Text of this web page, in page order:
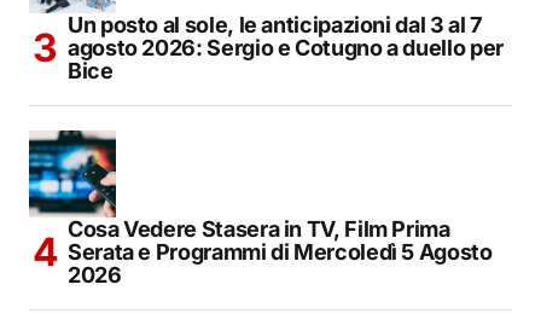
Un posto al sole, le anticipazioni dal 3 al 7
agosto 2026: Sergio e Cotugno a duello per
Bice
Cosa Vedere Stasera in TV, Film Prima
Serata e Programmi di Mercoledì 5 Agosto
2026